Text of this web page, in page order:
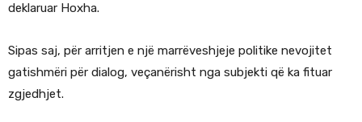
deklaruar Hoxha.
Sipas saj, për arritjen e një marrëveshjeje politike nevojitet
gatishmëri për dialog, veçanërisht nga subjekti që ka fituar
zgjedhjet.